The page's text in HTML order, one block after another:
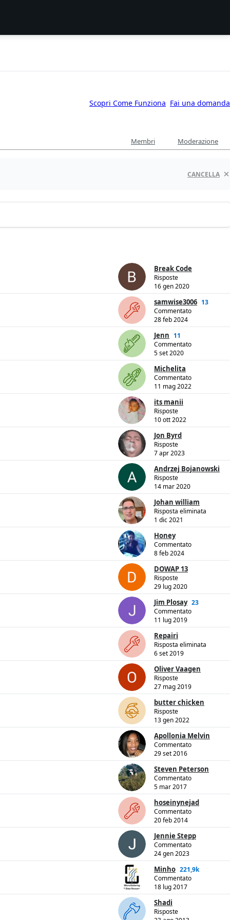
Scopri Come Funziona Fai una domanda
Membri Moderazione
CANCELLA
Break Code
Risposte
16 gen 2020
samwise3006 13
Commentato
28 feb 2024
Jenn 11
Commentato
5 set 2020
Michelita
Commentato
11 mag 2022
its manii
Risposte
10 ott 2022
Jon Byrd
Risposte
7 apr 2023
Andrzej Bojanowski
Risposte
14 mar 2020
Johan william
Risposta eliminata
1 dic 2021
Honey
Commentato
8 feb 2024
DOWAP 13
Risposte
29 lug 2020
Jim Plosay 23
Commentato
11 lug 2019
Repairi
Risposta eliminata
6 set 2019
Oliver Vaagen
Risposte
27 mag 2019
butter chicken
Risposte
13 gen 2022
Apollonia Melvin
Commentato
29 set 2016
Steven Peterson
Commentato
5 mar 2017
hoseinynejad
Commentato
20 feb 2014
Jennie Stepp
Commentato
24 gen 2023
Minho 221,9k
Commentato
18 lug 2017
Shadi
Risposte